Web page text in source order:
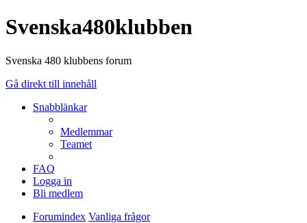
Svenska480klubben
Svenska 480 klubbens forum
Gå direkt till innehåll
Snabblänkar
Medlemmar
Teamet
FAQ
Logga in
Bli medlem
Forumindex Vanliga frågor